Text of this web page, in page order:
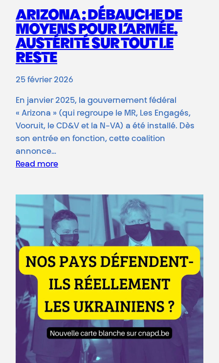
ARIZONA : DÉBAUCHE DE
MOYENS POUR L’ARMÉE.
AUSTÉRITÉ SUR TOUT LE
RESTE
25 février 2026
En janvier 2025, la gouvernement fédéral
« Arizona » (qui regroupe le MR, Les Engagés,
Vooruit, le CD&V et la N-VA) a été installé. Dès
son entrée en fonction, cette coalition
annonce…
Read more